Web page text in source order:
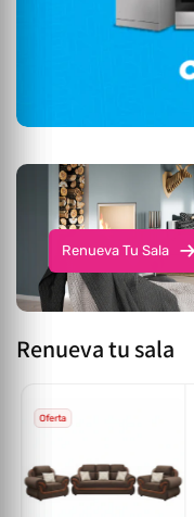
Renueva Tu Sala
Renueva tu sala
Oferta